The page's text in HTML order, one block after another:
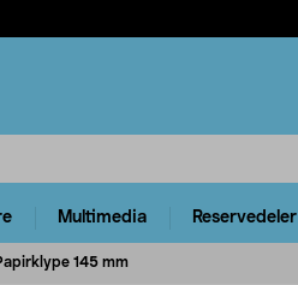
Multimedia Reservedeler
145 mm